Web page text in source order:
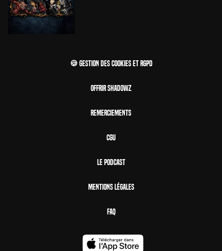
🍪 Gestion des cookies et RGPD
Offrir Shadowz
Remerciements
CGU
Le Podcast
Mentions Légales
FAQ